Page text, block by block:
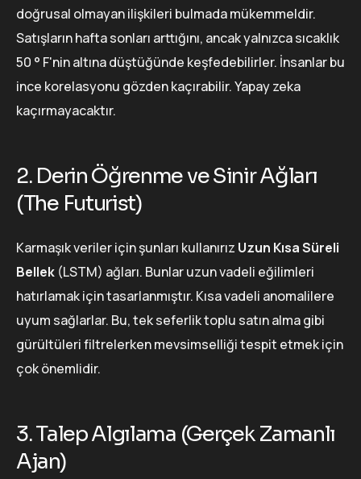
doğrusal olmayan ilişkileri bulmada mükemmeldir.
Satışların hafta sonları arttığını, ancak yalnızca sıcaklık
50 ° F'nin altına düştüğünde keşfedebilirler. İnsanlar bu
ince korelasyonu gözden kaçırabilir. Yapay zeka
kaçırmayacaktır.
2. Derin Öğrenme ve Sinir Ağları
(The Futurist)
Karmaşık veriler için şunları kullanırız Uzun Kısa Süreli
Bellek (LSTM) ağları. Bunlar uzun vadeli eğilimleri
hatırlamak için tasarlanmıştır. Kısa vadeli anomalilere
uyum sağlarlar. Bu, tek seferlik toplu satın alma gibi
gürültüleri filtrelerken mevsimselliği tespit etmek için
çok önemlidir.
3. Talep Algılama (Gerçek Zamanlı
Ajan)